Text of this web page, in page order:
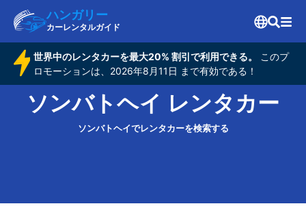
ハンガリー
カーレンタルガイド
世界中のレンタカーを最大20% 割引で利用できる。
このプ
ロモーションは、2026年8月11日 まで有効である！
ソンバトヘイ レンタカー
ソンバトヘイでレンタカーを検索する